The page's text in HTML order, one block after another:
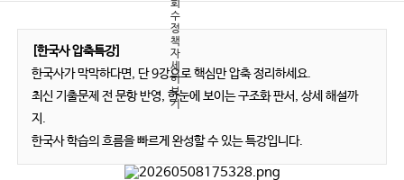
[한국사 압축특강]
한국사가 막막하다면, 단 9강으로 핵심만 압축 정리하세요.
최신 기출문제 전 문항 반영, 한눈에 보이는 구조화 판서, 상세 해설까
지.
한국사 학습의 흐름을 빠르게 완성할 수 있는 특강입니다.